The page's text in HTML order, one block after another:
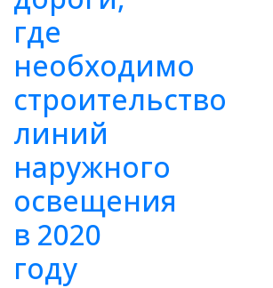
где
необходимо
строительство
линий
наружного
освещения
в 2020
году